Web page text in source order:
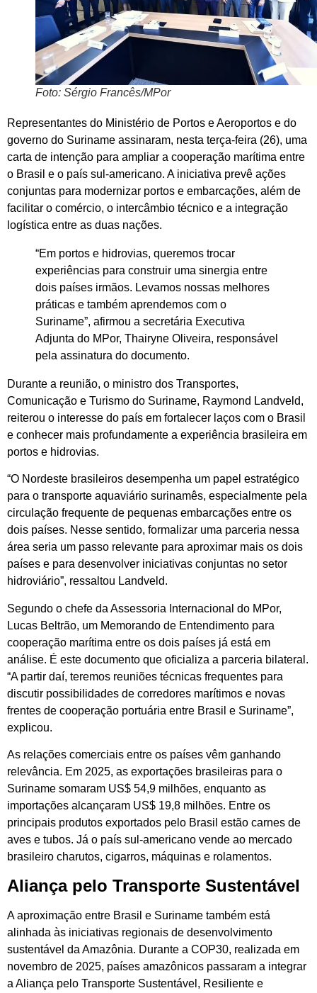
Foto: Sérgio Francês/MPor
Representantes do Ministério de Portos e Aeroportos e do
governo do Suriname assinaram, nesta terça-feira (26), uma
carta de intenção para ampliar a cooperação marítima entre
o Brasil e o país sul-americano. A iniciativa prevê ações
conjuntas para modernizar portos e embarcações, além de
facilitar o comércio, o intercâmbio técnico e a integração
logística entre as duas nações.
“Em portos e hidrovias, queremos trocar
experiências para construir uma sinergia entre
dois países irmãos. Levamos nossas melhores
práticas e também aprendemos com o
Suriname”, afirmou a secretária Executiva
Adjunta do MPor, Thairyne Oliveira, responsável
pela assinatura do documento.
Durante a reunião, o ministro dos Transportes,
Comunicação e Turismo do Suriname, Raymond Landveld,
reiterou o interesse do país em fortalecer laços com o Brasil
e conhecer mais profundamente a experiência brasileira em
portos e hidrovias.
“O Nordeste brasileiros desempenha um papel estratégico
para o transporte aquaviário surinamês, especialmente pela
circulação frequente de pequenas embarcações entre os
dois países. Nesse sentido, formalizar uma parceria nessa
área seria um passo relevante para aproximar mais os dois
países e para desenvolver iniciativas conjuntas no setor
hidroviário”, ressaltou Landveld.
Segundo o chefe da Assessoria Internacional do MPor,
Lucas Beltrão, um Memorando de Entendimento para
cooperação marítima entre os dois países já está em
análise. É este documento que oficializa a parceria bilateral.
“A partir daí, teremos reuniões técnicas frequentes para
discutir possibilidades de corredores marítimos e novas
frentes de cooperação portuária entre Brasil e Suriname”,
explicou.
As relações comerciais entre os países vêm ganhando
relevância. Em 2025, as exportações brasileiras para o
Suriname somaram US$ 54,9 milhões, enquanto as
importações alcançaram US$ 19,8 milhões. Entre os
principais produtos exportados pelo Brasil estão carnes de
aves e tubos. Já o país sul-americano vende ao mercado
brasileiro charutos, cigarros, máquinas e rolamentos.
Aliança pelo Transporte Sustentável
A aproximação entre Brasil e Suriname também está
alinhada às iniciativas regionais de desenvolvimento
sustentável da Amazônia. Durante a COP30, realizada em
novembro de 2025, países amazônicos passaram a integrar
a Aliança pelo Transporte Sustentável, Resiliente e